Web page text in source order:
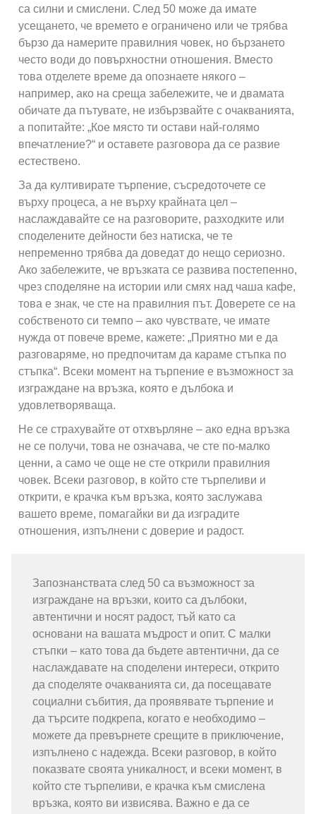
са силни и смислени. След 50 може да имате
усещането, че времето е ограничено или че трябва
бързо да намерите правилния човек, но бързането
често води до повърхностни отношения. Вместо
това отделете време да опознаете някого –
например, ако на среща забележите, че и двамата
обичате да пътувате, не избързвайте с очакванията,
а попитайте: „Кое място ти остави най-голямо
впечатление?“ и оставете разговора да се развие
естествено.
За да култивирате търпение, съсредоточете се
върху процеса, а не върху крайната цел –
наслаждавайте се на разговорите, разходките или
споделените дейности без натиска, че те
непременно трябва да доведат до нещо сериозно.
Ако забележите, че връзката се развива постепенно,
чрез споделяне на истории или смях над чаша кафе,
това е знак, че сте на правилния път. Доверете се на
собственото си темпо – ако чувствате, че имате
нужда от повече време, кажете: „Приятно ми е да
разговаряме, но предпочитам да караме стъпка по
стъпка“. Всеки момент на търпение е възможност за
изграждане на връзка, която е дълбока и
удовлетворяваща.
Не се страхувайте от отхвърляне – ако една връзка
не се получи, това не означава, че сте по-малко
ценни, а само че още не сте открили правилния
човек. Всеки разговор, в който сте търпеливи и
открити, е крачка към връзка, която заслужава
вашето време, помагайки ви да изградите
отношения, изпълнени с доверие и радост.
Запознанствата след 50 са възможност за
изграждане на връзки, които са дълбоки,
автентични и носят радост, тъй като са
основани на вашата мъдрост и опит. С малки
стъпки – като това да бъдете автентични, да се
наслаждавате на споделени интереси, открито
да споделяте очакванията си, да посещавате
социални събития, да проявявате търпение и
да търсите подкрепа, когато е необходимо –
можете да превърнете срещите в приключение,
изпълнено с надежда. Всеки разговор, в който
показвате своята уникалност, и всеки момент, в
който сте търпеливи, е крачка към смислена
връзка, която ви извисява. Важно е да се